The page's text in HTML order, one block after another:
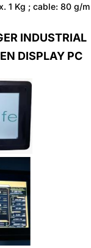
1 Kg ; cable: 80 g/m
INDUSTRIAL
DISPLAY PC